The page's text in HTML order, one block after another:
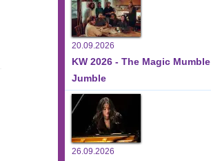
20.09.2026
KW 2026 - The Magic Mumble
Jumble
26.09.2026